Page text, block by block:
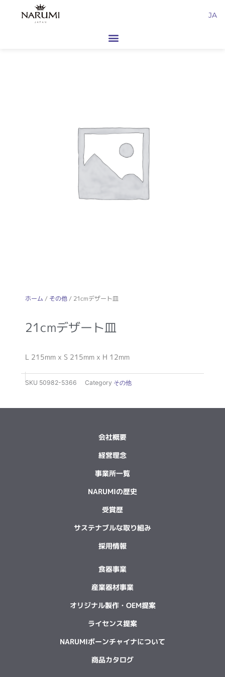
JA
ホーム / その他/ 21cmデザート皿
21cmデザート皿
L 215mm x S 215mm x H 12mm
SKU 50982-5366 Category その他
会社概要
経営理念
事業所一覧
NARUMIの歴史
受賞歴
サステナブルな取り組み
採用情報
食器事業
産業器材事業
オリジナル製作・OEM提案
ライセンス提案
NARUMIボーンチャイナについて
商品カタログ